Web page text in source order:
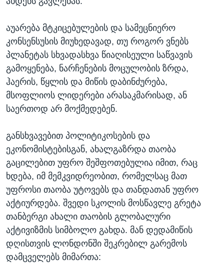
აუარება მტკიცებულების და სამეცნიერო
კონსენსუსის მიუხედავად, თუ როგორ ვნებს
პლანეტას სხვადასხვა წიაღისეული საწვავის
გამოყენება, ნარჩენების მოცულობის ზრდა,
ჰაერის, წყლის და მიწის დაბინძურება,
მსოფლიოს ლიდერები არასაკმარისად, ან
საერთოდ არ მოქმედებენ.
განსხვავებით პოლიტიკოსების და
ეკონომისტებისგან, ახალგაზრდა თაობა
გაცილებით უფრო შეშფოთებულია იმით, რაც
ხდება, იმ მემკვიდრეობით, რომელსაც მათ
უფროსი თაობა უტოვებს და თანდათან უფრო
აქტიურდება. შვედი სკოლის მოსწავლე გრეტა
თანბერგი ახალი თაობის გლობალური
აქტივიზმის სიმბოლო გახდა. მან დედამიწის
დღისთვის ლონდონში შეკრებილ გარემოს
დამცველებს მიმართა: